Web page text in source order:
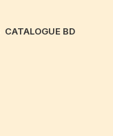
CATALOGUE BD